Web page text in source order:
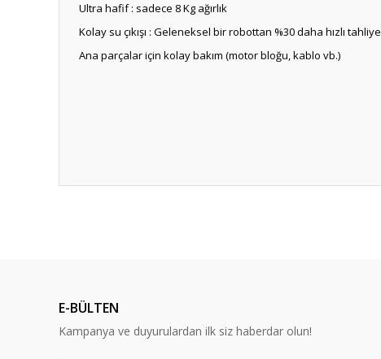
Ultra hafif : sadece 8 Kg ağırlık
Kolay su çıkışı : Geleneksel bir robottan %30 daha hızlı tahliye
Ana parçalar için kolay bakım (motor bloğu, kablo vb.)
E-BÜLTEN
Kampanya ve duyurulardan ilk siz haberdar olun!